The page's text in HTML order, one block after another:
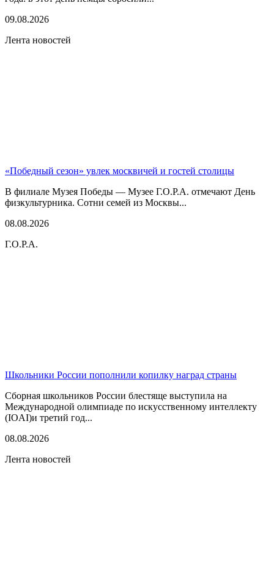
09.08.2026
Лента новостей
«Победный сезон» увлек москвичей и гостей столицы
В филиале Музея Победы — Музее Г.О.Р.А. отмечают День
физкультурника. Сотни семей из Москвы...
08.08.2026
Г.О.Р.А.
Школьники России пополнили копилку наград страны
Сборная школьников России блестяще выступила на
Международной олимпиаде по искусственному интеллекту
(IOAI)и третий год...
08.08.2026
Лента новостей